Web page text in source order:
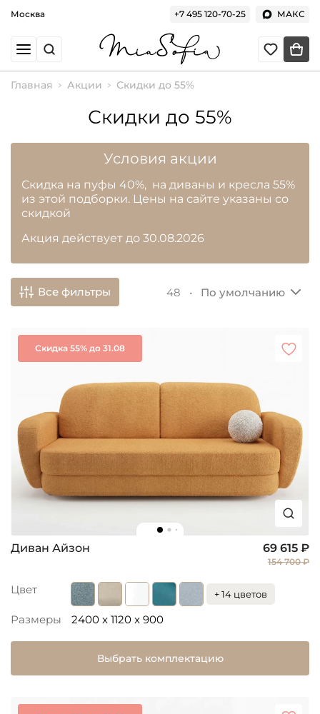
Москва +7 495 120-70-25 МАКС
Главная Акции Скидки до 55%
Скидки до 55%
Условия акции
Скидка на пуфы 40%, на диваны и кресла 55%
из этой подборки. Цены на сайте указаны со
скидкой
Акция действует до 30.08.2026
Все фильтры 48 • По умолчанию
Скидка 55% до 31.08
Диван Айзон 69 615 ₽
154 700 ₽
Цвет + 14 цветов
Размеры 2400 x 1120 x 900
Выбрать комплектацию